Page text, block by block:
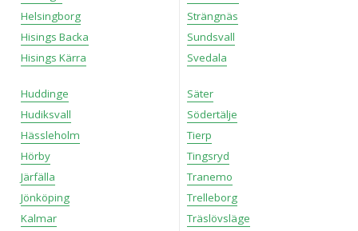
Helsingborg
Hisings Backa
Hisings Kärra
Huddinge
Hudiksvall
Hässleholm
Hörby
Järfälla
Jönköping
Kalmar
Strängnäs
Sundsvall
Svedala
Säter
Södertälje
Tierp
Tingsryd
Tranemo
Trelleborg
Träslövsläge